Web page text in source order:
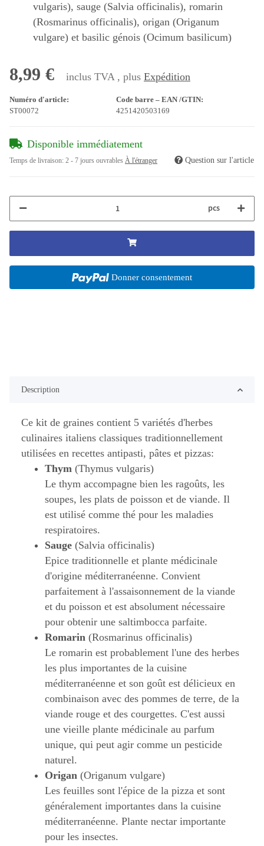
vulgaris), sauge (Salvia officinalis), romarin
(Rosmarinus officinalis), origan (Origanum
vulgare) et basilic génois (Ocimum basilicum)
8,99 € inclus TVA , plus Expédition
Numéro d'article:
ST00072
Code barre – EAN /GTIN:
4251420503169
Disponible immédiatement
Temps de livraison: 2 - 7 jours ouvrables À l'étranger Question sur l'article
pcs
Donner consentement
Description
Ce kit de graines contient 5 variétés d'herbes
culinaires italiens classiques traditionnellement
utilisées en recettes antipasti, pâtes et pizzas:
Thym (Thymus vulgaris)
Le thym accompagne bien les ragoûts, les
soupes, les plats de poisson et de viande. Il
est utilisé comme thé pour les maladies
respiratoires.
Sauge (Salvia officinalis)
Epice traditionnelle et plante médicinale
d'origine méditerranéenne. Convient
parfaitement à l'assaisonnement de la viande
et du poisson et est absolument nécessaire
pour obtenir une saltimbocca parfaite.
Romarin (Rosmarinus officinalis)
Le romarin est probablement l'une des herbes
les plus importantes de la cuisine
méditerranéenne et son goût est délicieux en
combinaison avec des pommes de terre, de la
viande rouge et des courgettes. C'est aussi
une vieille plante médicinale au parfum
unique, qui peut agir comme un pesticide
naturel.
Origan (Origanum vulgare)
Les feuilles sont l'épice de la pizza et sont
généralement importantes dans la cuisine
méditerranéenne. Plante nectar importante
pour les insectes.